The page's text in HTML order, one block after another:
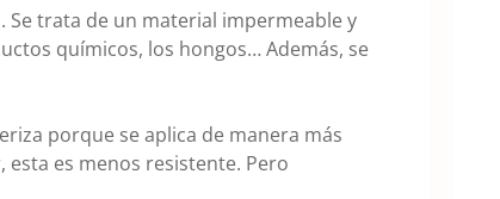
Se trata de un material impermeable y
químicos, los hongos… Además, se
porque se aplica de manera más
esta es menos resistente. Pero